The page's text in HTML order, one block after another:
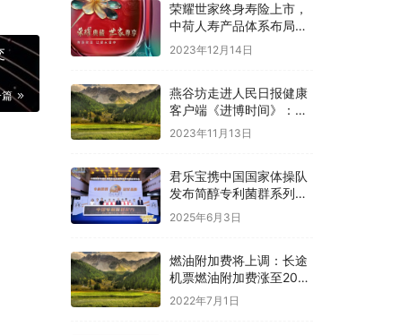
篇
荣耀世家终身寿险上市，
中荷人寿产品体系布局优
势渐显
2023年12月14日
燕谷坊走进人民日报健康
客户端《进博时间》：共
话全谷物高质量发展
2023年11月13日
君乐宝携中国国家体操队
发布简醇专利菌群系列新
品
2025年6月3日
燃油附加费将上调：长途
机票燃油附加费涨至200
元
2022年7月1日